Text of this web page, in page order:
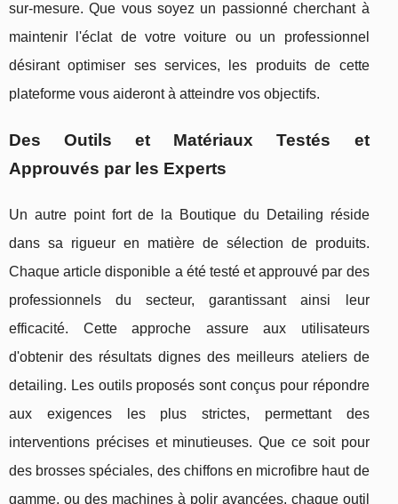
sur-mesure. Que vous soyez un passionné cherchant à
maintenir l'éclat de votre voiture ou un professionnel
désirant optimiser ses services, les produits de cette
plateforme vous aideront à atteindre vos objectifs.
Des Outils et Matériaux Testés et
Approuvés par les Experts
Un autre point fort de la Boutique du Detailing réside
dans sa rigueur en matière de sélection de produits.
Chaque article disponible a été testé et approuvé par des
professionnels du secteur, garantissant ainsi leur
efficacité. Cette approche assure aux utilisateurs
d'obtenir des résultats dignes des meilleurs ateliers de
detailing. Les outils proposés sont conçus pour répondre
aux exigences les plus strictes, permettant des
interventions précises et minutieuses. Que ce soit pour
des brosses spéciales, des chiffons en microfibre haut de
gamme, ou des machines à polir avancées, chaque outil